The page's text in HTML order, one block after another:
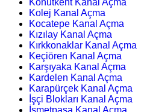
Konutkent Kanal Açma
Kolej Kanal Açma
Kocatepe Kanal Açma
Kızılay Kanal Açma
Kırkkonaklar Kanal Açma
Keçiören Kanal Açma
Karşıyaka Kanal Açma
Kardelen Kanal Açma
Karapürçek Kanal Açma
İşçi Blokları Kanal Açma